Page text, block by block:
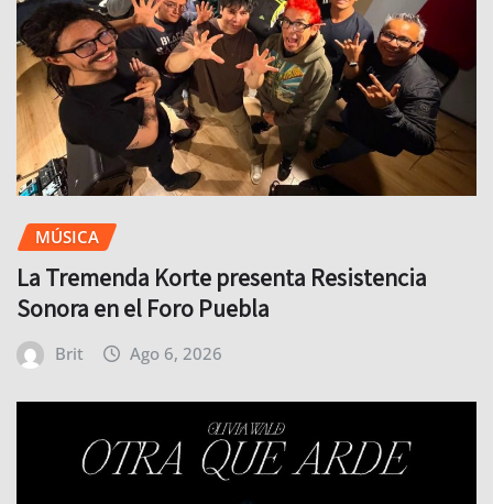
MÚSICA
La Tremenda Korte presenta Resistencia
Sonora en el Foro Puebla
Brit Ago 6, 2026